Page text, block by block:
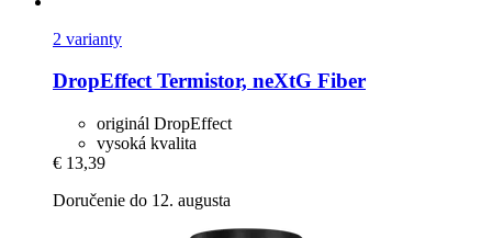
2 varianty
DropEffectTermistor, neXtG Fiber
originál DropEffect
vysoká kvalita
€ 13,39
Doručenie do 12. augusta